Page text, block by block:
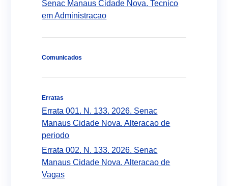
Senac Manaus Cidade Nova. Tecnico
em Administracao
Comunicados
Erratas
Errata 001. N. 133. 2026. Senac
Manaus Cidade Nova. Alteracao de
periodo
Errata 002. N. 133. 2026. Senac
Manaus Cidade Nova. Alteracao de
Vagas